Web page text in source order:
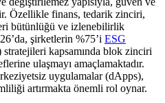
Özellikle finans, tedarik zinciri,
bütünlüğü ve izlenebilirlik
şirketlerin %75’i ESG
kapsamında blok zinciri
ulaşmayı amaçlamaktadır.
uygulamalar (dApps),
artırmakta önemli rol oynar.